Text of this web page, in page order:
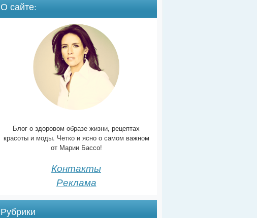
О сайте:
Блог о здоровом образе жизни, рецептах
красоты и моды. Четко и ясно о самом важном
от Марии Бассо!
Контакты
Реклама
Рубрики